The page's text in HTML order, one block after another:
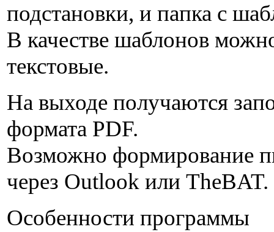
подстановки, и папка с
В качестве шаблонов
текстовые.
На выходе получаются
формата PDF.
Возможно формирование
через Outlook или TheBAT.
Особенности программы